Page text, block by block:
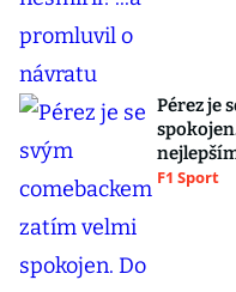
Pérez je
F1 Sport